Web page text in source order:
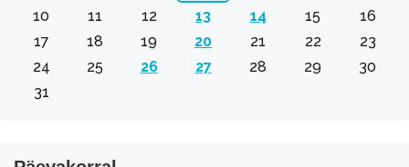
10
11 12 13 14 15
16
17
18 19 20 21 22
23
24
25 26 27 28 29
30
31